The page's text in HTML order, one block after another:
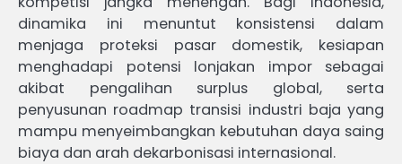
dinamika ini menuntut konsistensi dalam
menjaga proteksi pasar domestik, kesiapan
menghadapi potensi lonjakan impor sebagai
akibat pengalihan surplus global, serta
penyusunan roadmap transisi industri baja yang
mampu menyeimbangkan kebutuhan daya saing
biaya dan arah dekarbonisasi internasional.